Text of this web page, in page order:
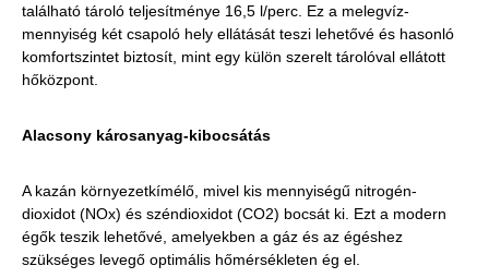
található tároló teljesítménye 16,5 l/perc. Ez a melegvíz-
mennyiség két csapoló hely ellátását teszi lehetővé és hasonló
komfortszintet biztosít, mint egy külön szerelt tárolóval ellátott
hőközpont.
Alacsony károsanyag-kibocsátás
A kazán környezetkímélő, mivel kis mennyiségű nitrogén-
dioxidot (NOx) és széndioxidot (CO2) bocsát ki. Ezt a modern
égők teszik lehetővé, amelyekben a gáz és az égéshez
szükséges levegő optimális hőmérsékleten ég el.